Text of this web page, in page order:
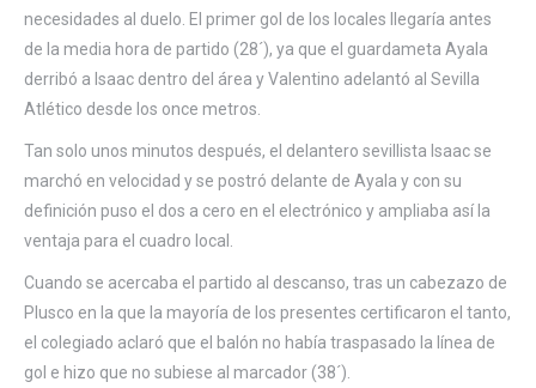
necesidades al duelo. El primer gol de los locales llegaría antes
de la media hora de partido (28´), ya que el guardameta Ayala
derribó a Isaac dentro del área y Valentino adelantó al Sevilla
Atlético desde los once metros.
Tan solo unos minutos después, el delantero sevillista Isaac se
marchó en velocidad y se postró delante de Ayala y con su
definición puso el dos a cero en el electrónico y ampliaba así la
ventaja para el cuadro local.
Cuando se acercaba el partido al descanso, tras un cabezazo de
Plusco en la que la mayoría de los presentes certificaron el tanto,
el colegiado aclaró que el balón no había traspasado la línea de
gol e hizo que no subiese al marcador (38´).